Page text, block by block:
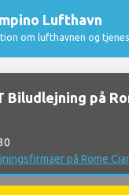
Lufthavn
om lufthavnen og
Biludlejning på
på Rome